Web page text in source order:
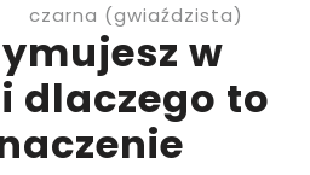
czarna (gwiaździsta)
w
dlaczego to